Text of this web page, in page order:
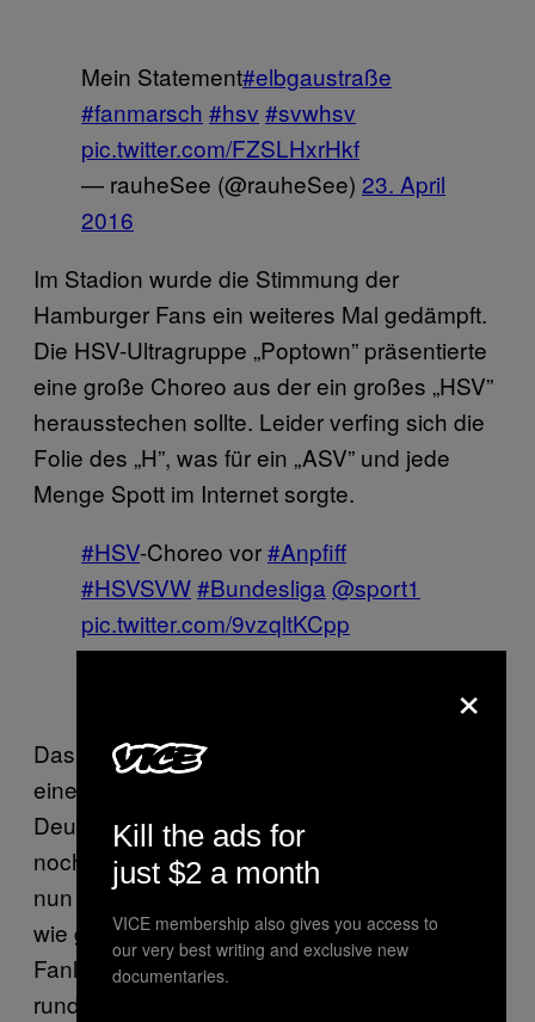
Mein Statement#elbgaustraße
#fanmarsch #hsv #svwhsv
pic.twitter.com/FZSLHxrHkf
— rauheSee (@rauheSee) 23. April
2016
Im Stadion wurde die Stimmung der
Hamburger Fans ein weiteres Mal gedämpft.
Die HSV-Ultragruppe „Poptown” präsentierte
eine große Choreo aus der ein großes „HSV”
herausstechen sollte. Leider verfing sich die
Folie des „H”, was für ein „ASV” und jede
Menge Spott im Internet sorgte.
#HSV-Choreo vor#Anpfiff
#HSVSVW#Bundesliga @sport1
pic.twitter.com/9vzqltKCpp
— Nico Pommerenke
Das Spiel zwischen HSV und Werder ist
eines der letzten großen Derbys in
Deutschland, bei dem das Gästekontingent
noch nicht verkleinert wurde. Dennoch wurde
nun auch dieses Nachbarschaftsduell nicht
wie gewohnt von zwei stimmungsvollen
Fanlagern untermalt. Nach den Boykotten
rund um das
×
Kill the ads for
just $2 a month
VICE membership also gives you access to
our very best writing and exclusive new
documentaries.